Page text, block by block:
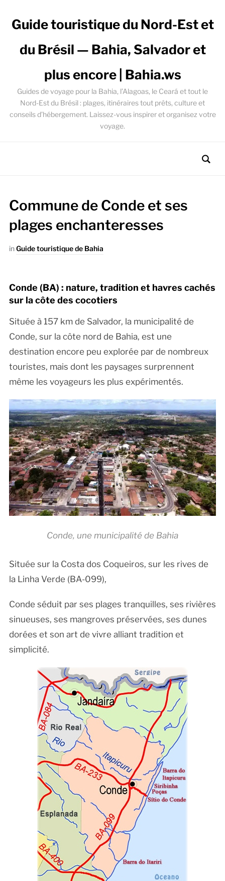
Guide touristique du Nord-Est et
du Brésil — Bahia, Salvador et
plus encore | Bahia.ws
Guides de voyage pour la Bahia, l’Alagoas, le Ceará et tout le
Nord-Est du Brésil : plages, itinéraires tout prêts, culture et
conseils d’hébergement. Laissez-vous inspirer et organisez votre
voyage.
Commune de Conde et ses
plages enchanteresses
inGuide touristique de Bahia
Conde (BA) : nature, tradition et havres cachés
sur la côte des cocotiers
Située à 157 km de Salvador, la municipalité de
Conde, sur la côte nord de Bahia, est une
destination encore peu explorée par de nombreux
touristes, mais dont les paysages surprennent
même les voyageurs les plus expérimentés.
Conde, une municipalité de Bahia
Située sur la Costa dos Coqueiros, sur les rives de
la Linha Verde (BA-099),
Conde séduit par ses plages tranquilles, ses rivières
sinueuses, ses mangroves préservées, ses dunes
dorées et son art de vivre alliant tradition et
simplicité.